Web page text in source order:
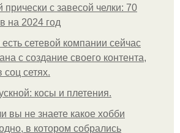
с завесой челки: 70
на 2024 год
сетевой компании сейчас
с создание своего контента,
сетях.
косы и плетения.
вы не знаете какое хобби
в котором собрались